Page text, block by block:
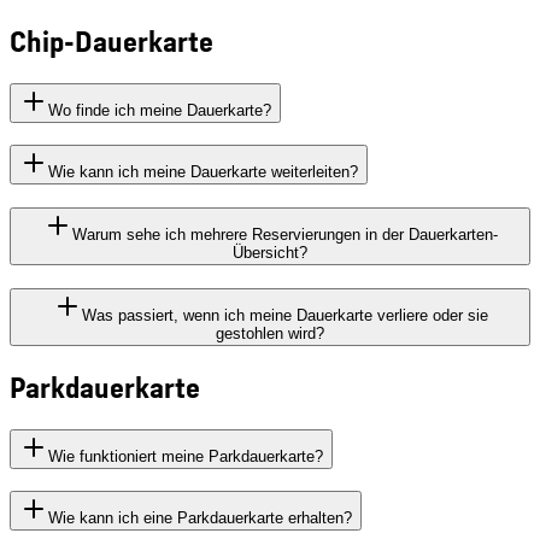
Chip-Dauerkarte
Wo finde ich meine Dauerkarte?
Wie kann ich meine Dauerkarte weiterleiten?
Warum sehe ich mehrere Reservierungen in der Dauerkarten-
Übersicht?
Was passiert, wenn ich meine Dauerkarte verliere oder sie
gestohlen wird?
Parkdauerkarte
Wie funktioniert meine Parkdauerkarte?
Wie kann ich eine Parkdauerkarte erhalten?